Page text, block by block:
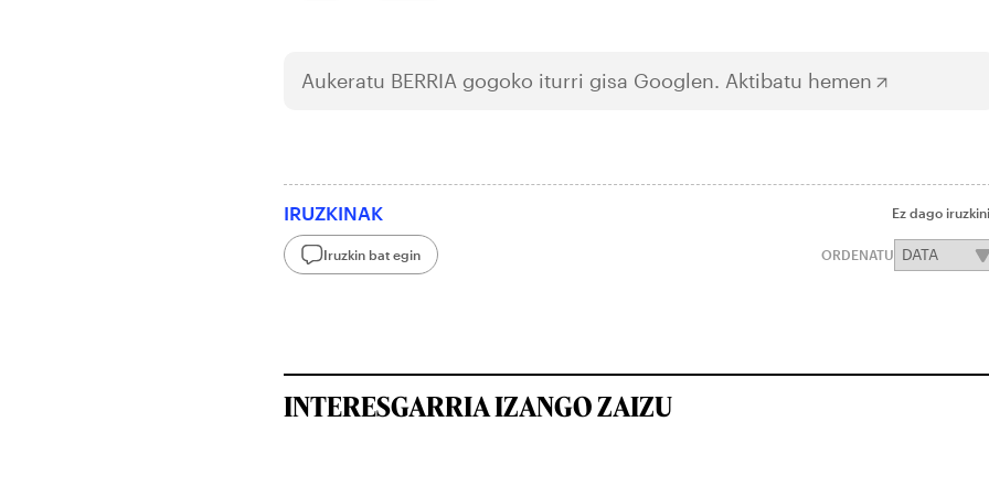
Aukeratu BERRIA gogoko iturri gisa Googlen. Aktibatu hemen
IRUZKINAK Ez dago
Iruzkin bat egin ORDENATU
INTERESGARRIA IZANGO ZAIZU